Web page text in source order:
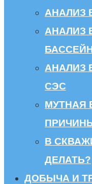
АНАЛИЗ
АНАЛИЗ
АНАЛИЗ
СЭС
МУТНАЯ
В
ДЕЛАТЬ?
ДОБЫЧА И